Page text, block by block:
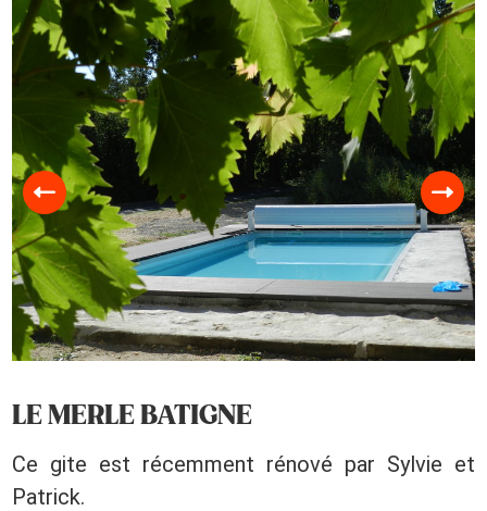
LE MERLE BATIGNE
Ce gite est récemment rénové par Sylvie et
Patrick.